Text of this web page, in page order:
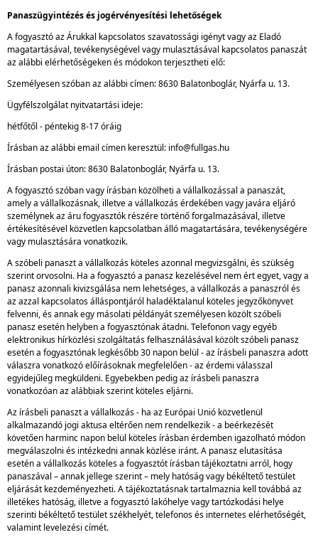
Panaszügyintézés és jogérvényesítési lehetőségek
A fogyasztó az Árukkal kapcsolatos szavatossági igényt vagy az Eladó
magatartásával, tevékenységével vagy mulasztásával kapcsolatos panaszát
az alábbi elérhetőségeken és módokon terjesztheti elő:
Személyesen szóban az alábbi címen: 8630 Balatonboglár, Nyárfa u. 13.
Ügyfélszolgálat nyitvatartási ideje:
hétfőtől - péntekig 8-17 óráig
Írásban az alábbi email címen keresztül: info@fullgas.hu
Írásban postai úton: 8630 Balatonboglár, Nyárfa u. 13.
A fogyasztó szóban vagy írásban közölheti a vállalkozással a panaszát,
amely a vállalkozásnak, illetve a vállalkozás érdekében vagy javára eljáró
személynek az áru fogyasztók részére történő forgalmazásával, illetve
értékesítésével közvetlen kapcsolatban álló magatartására, tevékenységére
vagy mulasztására vonatkozik.
A szóbeli panaszt a vállalkozás köteles azonnal megvizsgálni, és szükség
szerint orvosolni. Ha a fogyasztó a panasz kezelésével nem ért egyet, vagy a
panasz azonnali kivizsgálása nem lehetséges, a vállalkozás a panaszról és
az azzal kapcsolatos álláspontjáról haladéktalanul köteles jegyzőkönyvet
felvenni, és annak egy másolati példányát személyesen közölt szóbeli
panasz esetén helyben a fogyasztónak átadni. Telefonon vagy egyéb
elektronikus hírközlési szolgáltatás felhasználásával közölt szóbeli panasz
esetén a fogyasztónak legkésőbb 30 napon belül - az írásbeli panaszra adott
válaszra vonatkozó előírásoknak megfelelően - az érdemi válasszal
egyidejűleg megküldeni. Egyebekben pedig az írásbeli panaszra
vonatkozóan az alábbiak szerint köteles eljárni.
Az írásbeli panaszt a vállalkozás - ha az Európai Unió közvetlenül
alkalmazandó jogi aktusa eltérően nem rendelkezik - a beérkezését
követően harminc napon belül köteles írásban érdemben igazolható módon
megválaszolni és intézkedni annak közlése iránt. A panasz elutasítása
esetén a vállalkozás köteles a fogyasztót írásban tájékoztatni arról, hogy
panaszával – annak jellege szerint – mely hatóság vagy békéltető testület
eljárását kezdeményezheti. A tájékoztatásnak tartalmaznia kell továbbá az
illetékes hatóság, illetve a fogyasztó lakóhelye vagy tartózkodási helye
szerinti békéltető testület székhelyét, telefonos és internetes elérhetőségét,
valamint levelezési címét.